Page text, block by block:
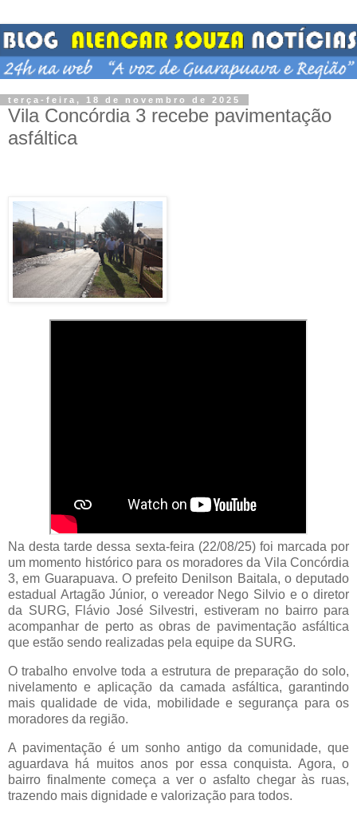
terça-feira, 18 de novembro de 2025
Vila Concórdia 3 recebe pavimentação
asfáltica
Na desta tarde dessa sexta-feira (22/08/25) foi marcada por
um momento histórico para os moradores da Vila Concórdia
3, em Guarapuava. O prefeito Denilson Baitala, o deputado
estadual Artagão Júnior, o vereador Nego Silvio e o diretor
da SURG, Flávio José Silvestri, estiveram no bairro para
acompanhar de perto as obras de pavimentação asfáltica
que estão sendo realizadas pela equipe da SURG.
O trabalho envolve toda a estrutura de preparação do solo,
nivelamento e aplicação da camada asfáltica, garantindo
mais qualidade de vida, mobilidade e segurança para os
moradores da região.
A pavimentação é um sonho antigo da comunidade, que
aguardava há muitos anos por essa conquista. Agora, o
bairro finalmente começa a ver o asfalto chegar às ruas,
trazendo mais dignidade e valorização para todos.